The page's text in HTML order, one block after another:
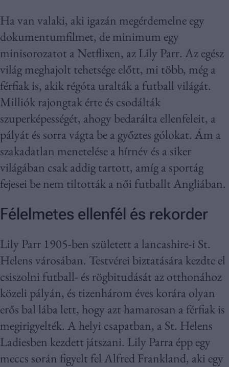
Ha van valaki, aki igazán megérdemelne egy
dokumentumfilmet, de minimum egy
minisorozatot a Netflixen, az Lily Parr. Az egész
világ meghajolt tehetsége előtt, mi több, még a
férfiak is, akik régóta uralták a futball világát.
Milliók rajongtak érte és csodálták
szuperképességét, ahogy bedarálta ellenfeleit, a
pályát és sorra vágta be a győztes gólokat. Ám a
szakadatlan menetelése a hírnév és a siker
világában csak addig tartott, amíg a sportág
fejesei be nem tiltották a női futballt Angliában.
Félelmetes ellenfél és rekorder
Lily Parr 1905-ben született a lancashire-i St.
Helens városában. Testvérei biztatására kezdte el
csiszolni futball- és rögbitudását az otthonához
közeli pályán, és tizenhárom éves korára olyan
erős bal lába lett, hogy azt hamarosan a férfiak is
megirigyelték. A helyi csapatban, a St. Helens
Ladiesben kezdett játszani. Lily Parra épp egy
meccs során figyelt fel Alfred Frankland, aki egy